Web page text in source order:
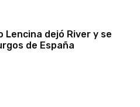
Lencina dejó River y se
de España